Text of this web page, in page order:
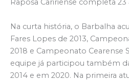
Raposa Caririense completa 23
Na curta história, o Barbalha
Fares Lopes de 2013,
2018 e Campeonato Cearense
equipe já participou também
2014 e em 2020. Na primeira